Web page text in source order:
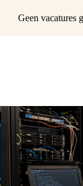
Geen vacatures